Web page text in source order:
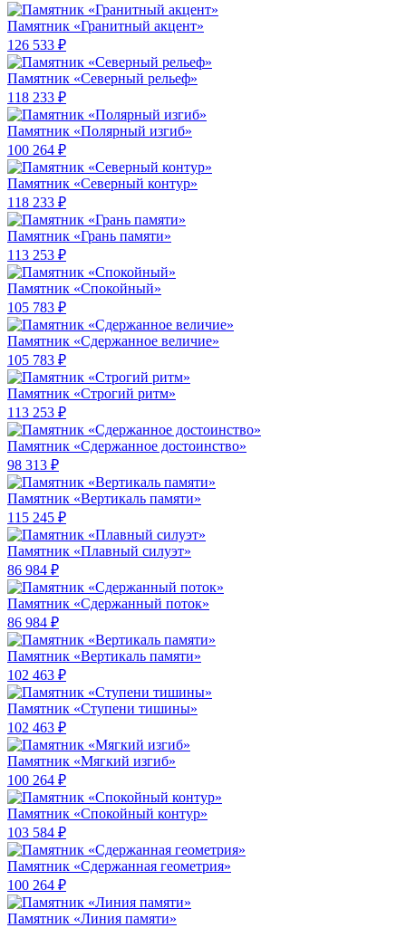
Памятник «Гранитный акцент»
126 533 ₽
Памятник «Северный рельеф»
118 233 ₽
Памятник «Полярный изгиб»
100 264 ₽
Памятник «Северный контур»
118 233 ₽
Памятник «Грань памяти»
113 253 ₽
Памятник «Спокойный»
105 783 ₽
Памятник «Сдержанное величие»
105 783 ₽
Памятник «Строгий ритм»
113 253 ₽
Памятник «Сдержанное достоинство»
98 313 ₽
Памятник «Вертикаль памяти»
115 245 ₽
Памятник «Плавный силуэт»
86 984 ₽
Памятник «Сдержанный поток»
86 984 ₽
Памятник «Вертикаль памяти»
102 463 ₽
Памятник «Ступени тишины»
102 463 ₽
Памятник «Мягкий изгиб»
100 264 ₽
Памятник «Спокойный контур»
103 584 ₽
Памятник «Сдержанная геометрия»
100 264 ₽
Памятник «Линия памяти»